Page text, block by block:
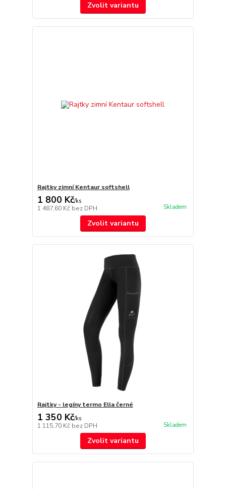
Zvolit variantu
Rajtky zimní Kentaur softshell
1 800 Kč/ks
1 487,60 Kč bez DPH Skladem
Zvolit variantu
Rajtky - legíny termo Ella černé
1 350 Kč/ks
1 115,70 Kč bez DPH Skladem
Zvolit variantu